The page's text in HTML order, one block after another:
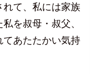
て、私には家族
を叔母・叔父、
てあたたかい気持